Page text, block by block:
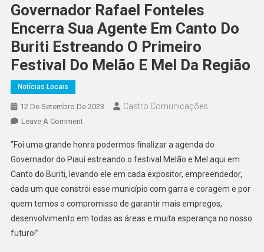
Governador Rafael Fonteles
Encerra Sua Agente Em Canto Do
Buriti Estreando O Primeiro
Festival Do Melão E Mel Da Região
Notícias Locais
12 De Setembro De 2023 Castro Comunicações
Leave A Comment
”Foi uma grande honra podermos finalizar a agenda do
Governador do Piauí estreando o festival Melão e Mel aqui em
Canto do Buriti, levando ele em cada expositor, empreendedor,
cada um que constrói esse município com garra e coragem e por
quem temos o compromisso de garantir mais empregos,
desenvolvimento em todas as áreas e muita esperança no nosso
futuro!”